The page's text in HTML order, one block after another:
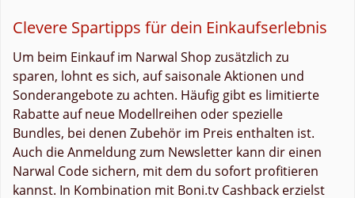
Clevere Spartipps für dein Einkaufserlebnis
Um beim Einkauf im Narwal Shop zusätzlich zu
sparen, lohnt es sich, auf saisonale Aktionen und
Sonderangebote zu achten. Häufig gibt es limitierte
Rabatte auf neue Modellreihen oder spezielle
Bundles, bei denen Zubehör im Preis enthalten ist.
Auch die Anmeldung zum Newsletter kann dir einen
Narwal Code sichern, mit dem du sofort profitieren
kannst. In Kombination mit Boni.tv Cashback erzielst